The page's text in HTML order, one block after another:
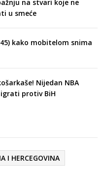
na stvari koje ne
u smeće
kako mobitelom snima
Nijedan NBA
protiv BiH
I HERCEGOVINA